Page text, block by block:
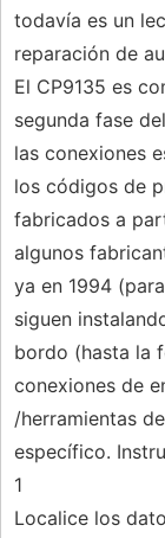
todavía es un
reparación de
El CP9135 es
segunda fase
las conexiones
los códigos de
fabricados a
algunos
ya en 1994
siguen
bordo (hasta la
conexiones de
/herramientas
específico.
1
Localice los